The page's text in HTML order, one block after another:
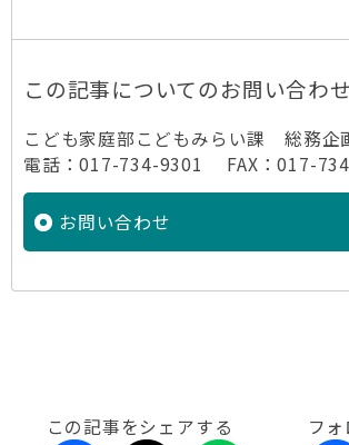
この記事についてのお問い合わせ
こども家庭部こどもみらい課 総務企
電話：017-734-9301 FAX：017-
お問い合わせ
この記事をシェアする フ